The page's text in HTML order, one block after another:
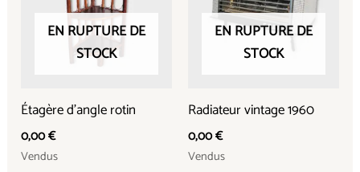
EN RUPTURE DE
STOCK
Étagère d’angle rotin
0,00€
Vendus
EN RUPTURE DE
STOCK
Radiateur vintage 1960
0,00€
Vendus